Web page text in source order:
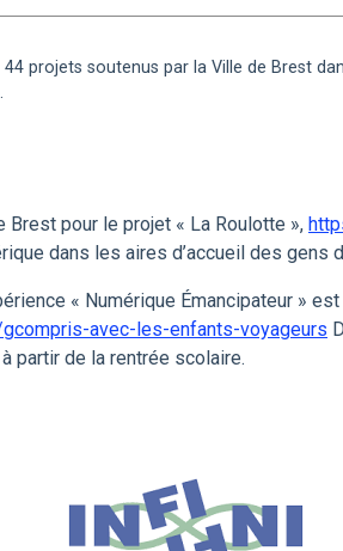
projets soutenus par la Ville de Brest
Brest pour le projet « La Roulotte »,
dans les aires d’accueil des gens
« Numérique Émancipateur »
avec-les-enfants-voyageurs
partir de la rentrée scolaire.